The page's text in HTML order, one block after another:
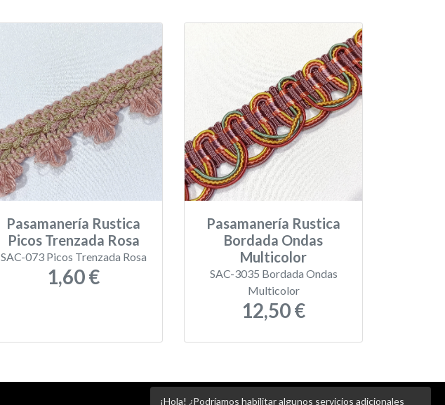
Pasamanería Rustica
Picos Trenzada Rosa
SAC-073 Picos Trenzada Rosa
1,60 €
Pasamanería Rustica
Bordada Ondas
Multicolor
SAC-3035 Bordada Ondas
Multicolor
12,50 €
¡Hola! ¿Podríamos habilitar algunos servicios adicionales